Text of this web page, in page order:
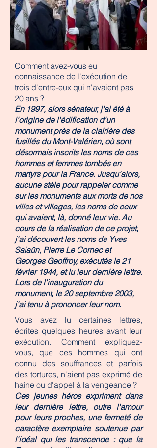
Comment avez-vous eu
connaissance de l'exécution de
trois d'entre-eux qui n'avaient pas
20 ans ?
En 1997, alors sénateur, j'ai été à
l'origine de l'édification d'un
monument près de la clairière des
fusillés du Mont-Valérien, où sont
désormais inscrits les noms de ces
hommes et femmes tombés en
martyrs pour la France. Jusqu'alors,
aucune stèle pour rappeler comme
sur les monuments aux morts de nos
villes et villages, les noms de ceux
qui avaient, là, donné leur vie. Au
cours de la réalisation de ce projet,
j'ai découvert les noms de Yves
Salaün, Pierre Le Cornec et
Georges Geoffroy, exécutés le 21
février 1944, et lu leur dernière lettre.
Lors de l'inauguration du
monument, le 20 septembre 2003,
j'ai tenu à prononcer leur nom.
Vous avez lu certaines lettres,
écrites quelques heures avant leur
exécution. Comment expliquez-
vous, que ces hommes qui ont
connu des souffrances et parfois
des tortures, n'aient pas exprimé de
haine ou d'appel à la vengeance ?
Ces jeunes héros expriment dans
leur dernière lettre, outre l'amour
pour leurs proches, une fermeté de
caractère exemplaire soutenue par
l'idéal qui les transcende : que la